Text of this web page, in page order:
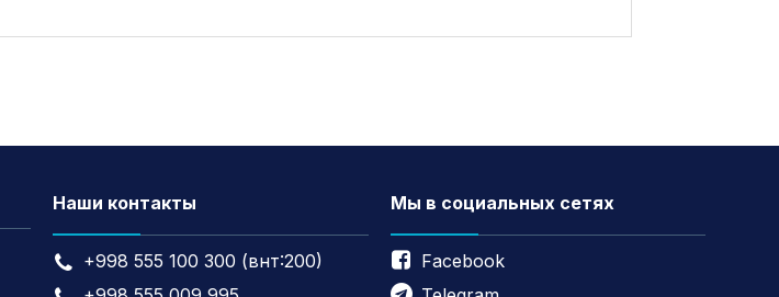
Наши контакты
+998 555 100 300 (внт:200)
Мы в социальных сетях
Facebook